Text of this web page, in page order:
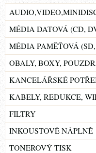
MÉDIA DATOVÁ (CD,
MÉDIA PAMĚŤOVÁ
OBALY, BOXY,
KANCELÁŘSKÉ
KABELY, REDUKCE,
FILTRY
INKOUSTOVÉ NÁPLNĚ
TONEROVÝ TISK